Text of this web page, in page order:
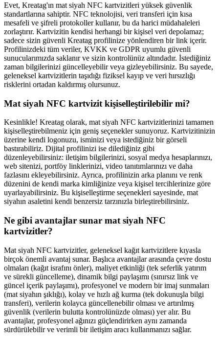
Evet, Kreatag'ın mat siyah NFC kartvizitleri yüksek güvenlik
standartlarına sahiptir. NFC teknolojisi, veri transferi için kısa
mesafeli ve şifreli protokoller kullanır, bu da harici müdahaleleri
zorlaştırır. Kartvizitin kendisi herhangi bir kişisel veri depolamaz;
sadece sizin güvenli Kreatag profilinize yönlendiren bir link içerir.
Profilinizdeki tüm veriler, KVKK ve GDPR uyumlu güvenli
sunucularımızda saklanır ve sizin kontrolünüz altındadır. İstediğiniz
zaman bilgilerinizi güncelleyebilir veya gizleyebilirsiniz. Bu sayede,
geleneksel kartvizitlerin taşıdığı fiziksel kayıp ve veri hırsızlığı
risklerini ortadan kaldırmış olursunuz.
Mat siyah NFC kartvizit kişiselleştirilebilir mi?
Kesinlikle! Kreatag olarak, mat siyah NFC kartvizitlerinizi tamamen
kişiselleştirebilmeniz için geniş seçenekler sunuyoruz. Kartvizitinizin
üzerine kendi logonuzu, isminizi veya istediğiniz bir görseli
bastırabiliriz. Dijital profilinizi ise dilediğiniz gibi
düzenleyebilirsiniz: iletişim bilgilerinizi, sosyal medya hesaplarınızı,
web sitenizi, portföy linklerinizi, video tanıtımlarınızı ve daha
fazlasını ekleyebilirsiniz. Ayrıca, profilinizin arka planını ve renk
düzenini de kendi marka kimliğinize veya kişisel tercihlerinize göre
uyarlayabilirsiniz. Bu kişiselleştirme seçenekleri sayesinde, mat
siyahın asaletini kendi benzersiz tarzınızla birleştirebilirsiniz.
Ne gibi avantajlar sunar mat siyah NFC
kartvizitler?
Mat siyah NFC kartvizitler, geleneksel kağıt kartvizitlere kıyasla
birçok önemli avantaj sunar. Başlıca avantajlar arasında çevre dostu
olmaları (kağıt israfını önler), maliyet etkinliği (tek seferlik yatırım
ve sürekli güncelleme), dinamik bilgi paylaşımı (sınırsız link ve
güncel içerik paylaşımı), profesyonel ve modern bir imaj sunmaları
(mat siyahın şıklığı), kolay ve hızlı ağ kurma (tek dokunuşla bilgi
transferi), verilerin kolayca güncellenebilir olması ve artırılmış
güvenlik (verilerin bulutta kontrolünüzde olması) yer alır. Bu
avantajlar, profesyonel ağınızı güçlendirirken aynı zamanda
sürdürülebilir ve verimli bir iletişim aracı kullanmanızı sağlar.